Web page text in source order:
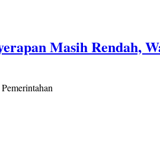
Masih Rendah,